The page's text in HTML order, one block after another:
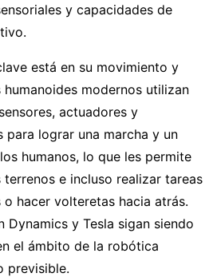
y capacidades de
está en su movimiento y
modernos utilizan
actuadores y
lograr una marcha y un
humanos, lo que les permite
e incluso realizar tareas
hacer volteretas hacia atrás.
Dynamics y Tesla sigan siendo
el ámbito de la robótica
previsible.